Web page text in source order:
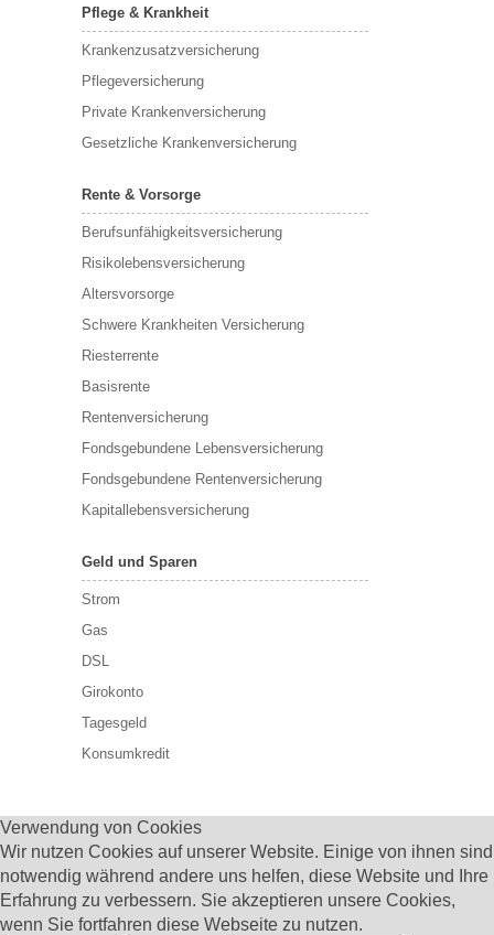
Pflege & Krankheit
Krankenzusatzversicherung
Pflegeversicherung
Private Krankenversicherung
Gesetzliche Krankenversicherung
Rente & Vorsorge
Berufs­unfähigkeitsversicherung
Risikolebensversicherung
Altersvorsorge
Schwere Krankheiten Versicherung
Riesterrente
Basisrente
Rentenversicherung
Fondsgebundene Lebensversicherung
Fondsgebundene Rentenversicherung
Kapitallebensversicherung
Geld und Sparen
Strom
Gas
DSL
Girokonto
Tagesgeld
Konsumkredit
Verwendung von Cookies
Wir nutzen Cookies auf unserer Website. Einige von ihnen sind
notwendig während andere uns helfen, diese Website und Ihre
Erfahrung zu verbessern. Sie akzeptieren unsere Cookies,
wenn Sie fortfahren diese Webseite zu nutzen.